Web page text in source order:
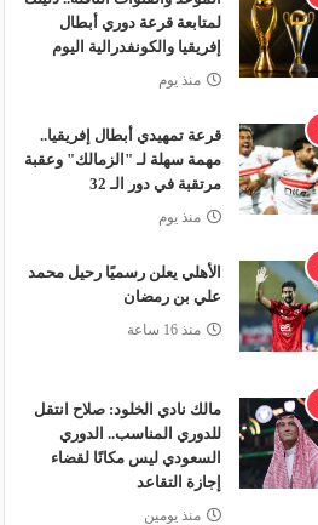
لمتابعة قرعة دوري أبطال
إفريقيا والكونفدرالية اليوم
منذ يوم
قرعة تمهيدي أبطال إفريقيا..
مهمة سهلة لـ "الزمالك" وعقبة
مرتقبة في دور الـ 32
منذ يوم
الأهلي يعلن رسميًا رحيل محمد
علي بن رمضان
منذ 16 ساعة
مالك نادي الخلود: صلاح انتقل
للدوري المناسب.. الدوري
السعودي ليس مكانًا لقضاء
إجازة التقاعد
منذ يومين